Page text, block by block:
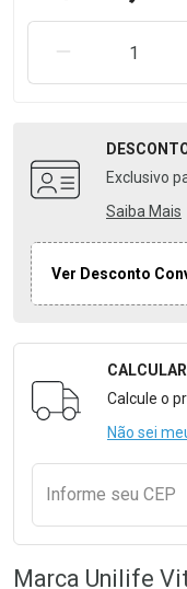
REMOVER UMA
Exclusivo
Saiba Mais
Ver Desconto
Formulário
Calcule o
Não sei
Informe seu CEP
Marca Unilife